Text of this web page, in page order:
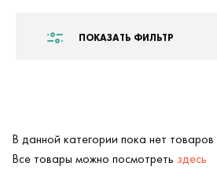
ПОКАЗАТЬ ФИЛЬТР
В данной категории пока нет
Все товары можно посмотреть здесь